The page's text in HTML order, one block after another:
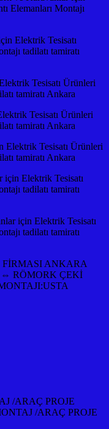
Elemanları Montajı
Elektrik Tesisatı
tadilatı tamiratı
Tesisatı Ürünleri
tamiratı Ankara
Tesisatı Ürünleri
tamiratı Ankara
Tesisatı Ürünleri
tamiratı Ankara
Elektrik Tesisatı
tadilatı tamiratı
için Elektrik Tesisatı
tadilatı tamiratı
ANKARA
RÖMORK ÇEKİ
/ARAÇ PROJE
/ARAÇ PROJE